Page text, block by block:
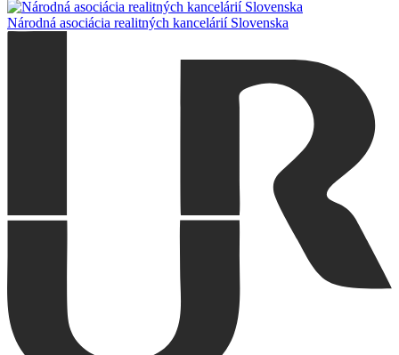
Národná asociácia realitných kancelárií Slovenska